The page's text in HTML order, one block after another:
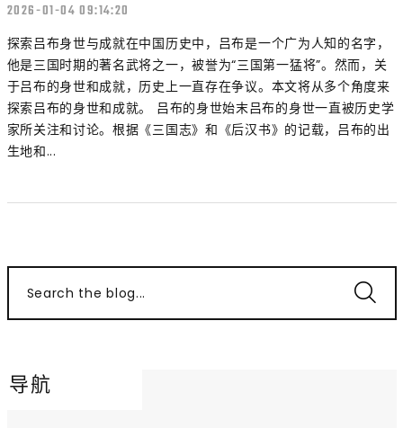
2026-01-04 09:14:20
探索吕布身世与成就在中国历史中，吕布是一个广为人知的名字，
他是三国时期的著名武将之一，被誉为“三国第一猛将”。然而，关
于吕布的身世和成就，历史上一直存在争议。本文将从多个角度来
探索吕布的身世和成就。 吕布的身世始末吕布的身世一直被历史学
家所关注和讨论。根据《三国志》和《后汉书》的记载，吕布的出
生地和...
Search the blog...
导航